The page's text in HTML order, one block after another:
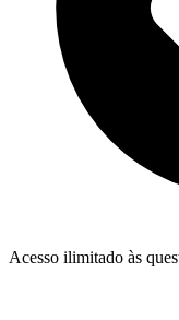
Acesso ilimitado às